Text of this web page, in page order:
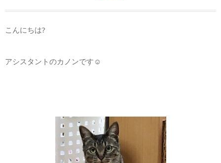
こんにちは?
アシスタントのカノンです☺️